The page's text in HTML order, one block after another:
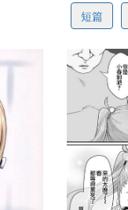
短篇
最後更新: